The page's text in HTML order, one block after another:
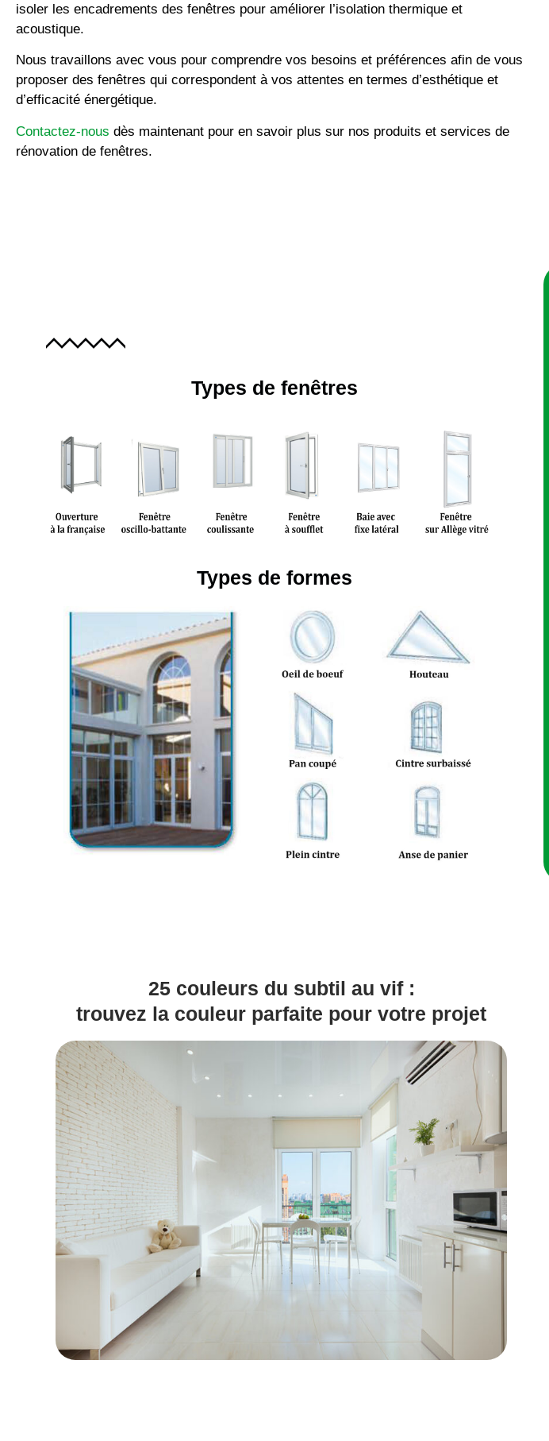
isoler les encadrements des fenêtres pour améliorer l’isolation thermique et
acoustique.
Nous travaillons avec vous pour comprendre vos besoins et préférences afin de vous
proposer des fenêtres qui correspondent à vos attentes en termes d’esthétique et
d’efficacité énergétique.
Contactez-nous dès maintenant pour en savoir plus sur nos produits et services de
rénovation de fenêtres.
Types de fenêtres
Types de formes
25 couleurs du subtil au vif :
trouvez la couleur parfaite pour votre projet